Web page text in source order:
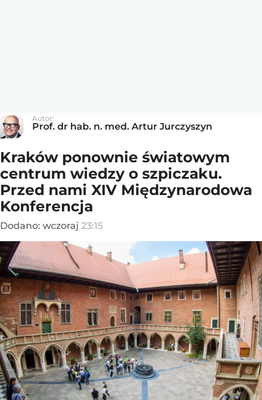
Autor:
Prof. dr hab. n. med. Artur Jurczyszyn
Kraków ponownie światowym
centrum wiedzy o szpiczaku.
Przed nami XIV Międzynarodowa
Konferencja
Dodano: wczoraj 23:15